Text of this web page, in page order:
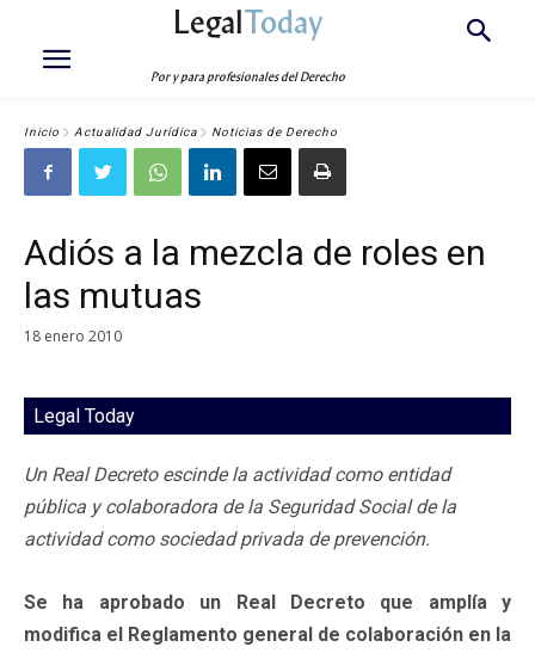
LegalToday
Por y para profesionales del Derecho
Inicio Actualidad Jurídica Noticias de Derecho
Adiós a la mezcla de roles en
las mutuas
18 enero 2010
Legal Today
Un Real Decreto escinde la actividad como entidad
pública y colaboradora de la Seguridad Social de la
actividad como sociedad privada de prevención.
Se ha aprobado un Real Decreto que amplía y
modifica el Reglamento general de colaboración en la